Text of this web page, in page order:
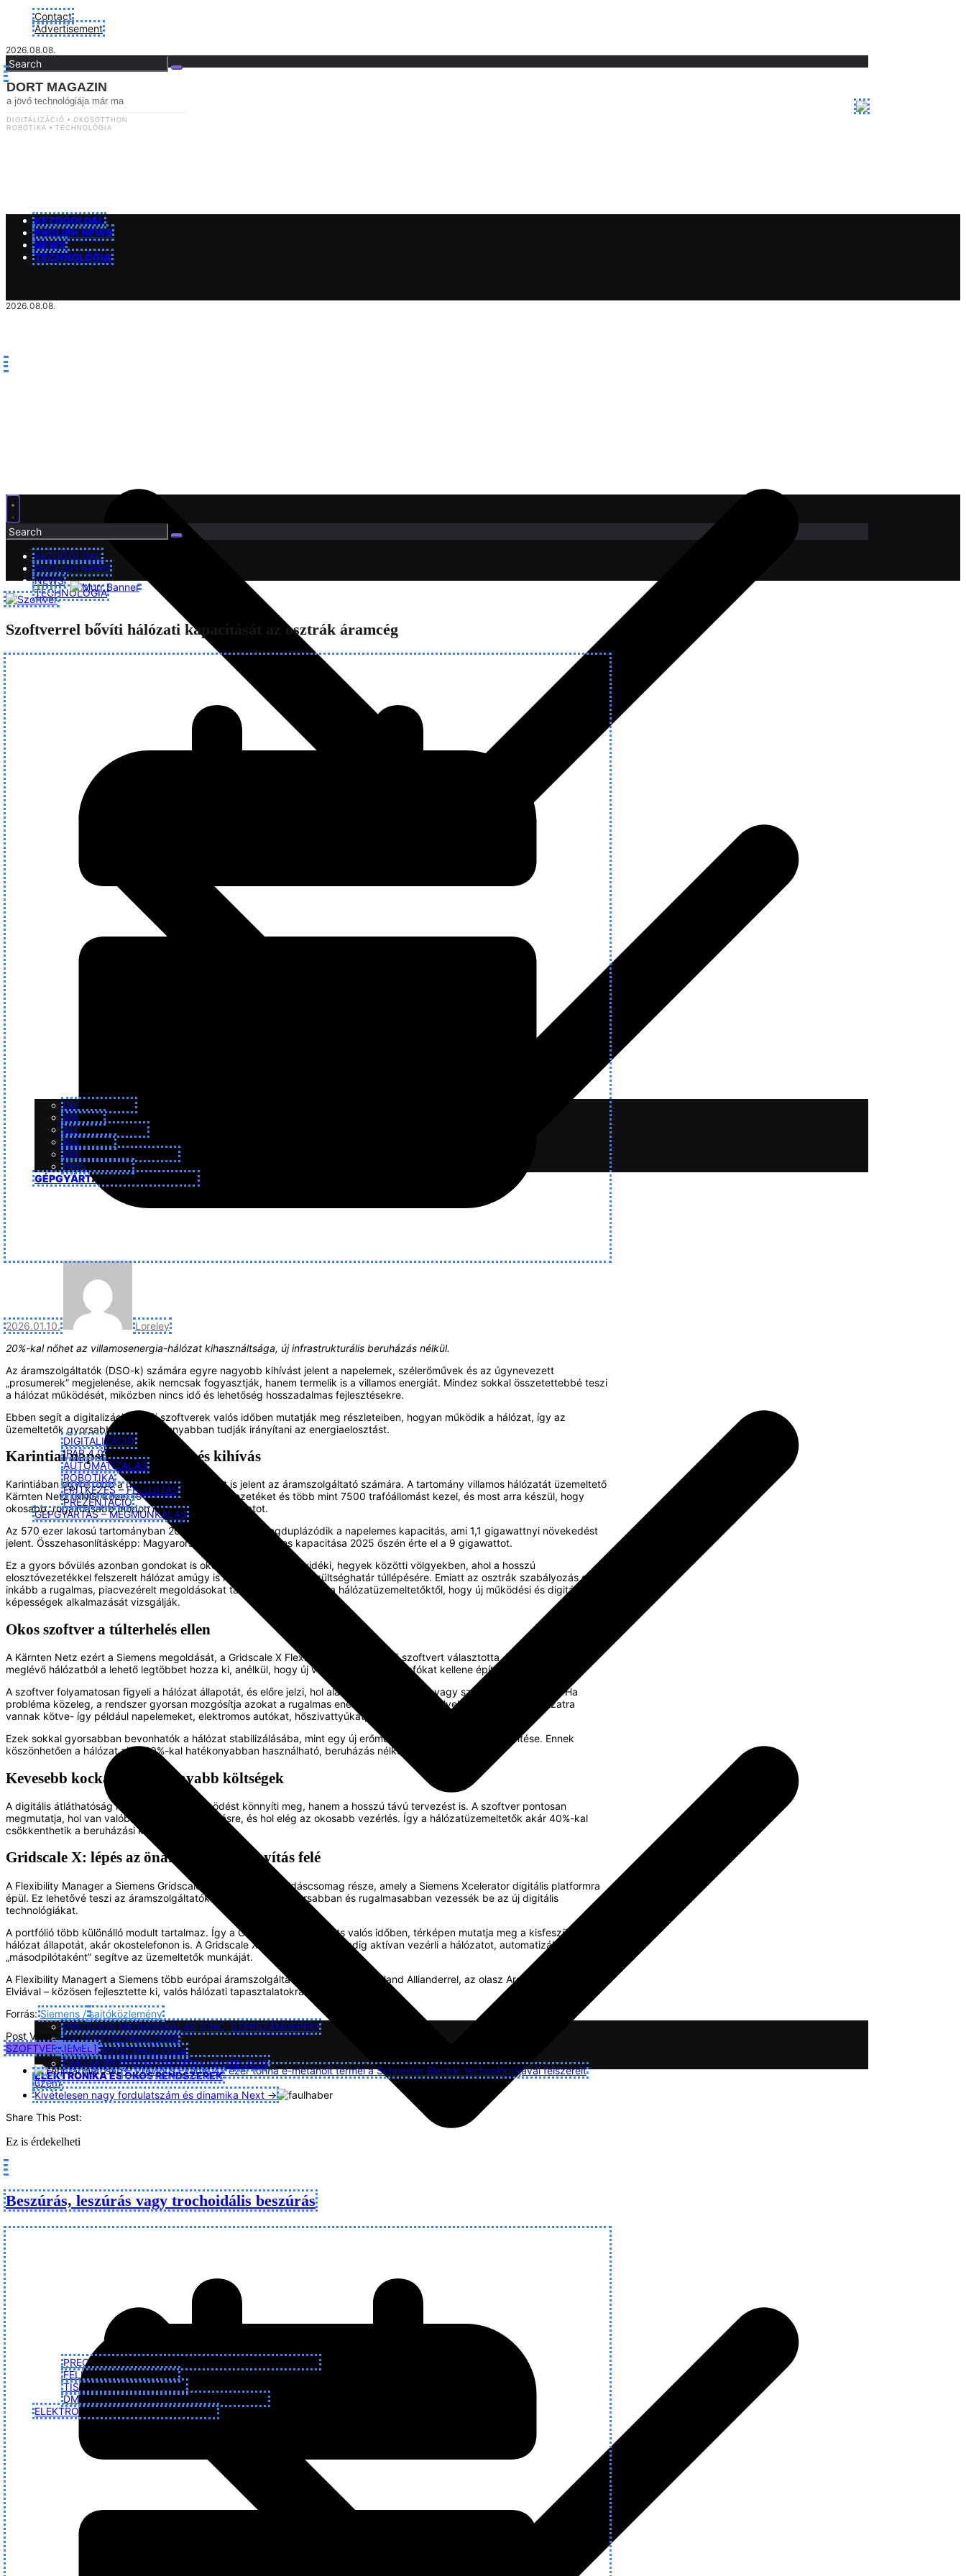
content
Contact
Advertisement
2026.08.08.
DORT MAGAZIN
a jövő technológiája már ma
DIGITALIZÁCIÓ • OKOSOTTHON
ROBOTIKA • TECHNOLÓGIA
KEZDŐOLDAL
ENGLISH NEWS
NEWS
TECHNOLÓGIA
DIGITALIZÁCIÓ
IPAR 4.0
AUTOMATIZÁLÁS
ROBOTIKA
ÉPÍTKEZÉS – FELÚJÍTÁS
PREZENTÁCIÓ
GÉPGYÁRTÁS – MEGMUNKÁLÁS
PRECIZIÓS MEGMUNKÁLÁS (CNC, SZERSZÁMGÉPEK)
FELÜLETTECHNOLÓGIA
TISZTÍTÁSTECHNOLÓGIA
DMG MORI PFRONTEN OPEN HOUSE 2026
ELEKTRONIKA ÉS OKOS RENDSZEREK
2026.08.08.
KEZDŐOLDAL
ENGLISH NEWS
NEWS
TECHNOLÓGIA
DIGITALIZÁCIÓ
IPAR 4.0
AUTOMATIZÁLÁS
ROBOTIKA
ÉPÍTKEZÉS – FELÚJÍTÁS
PREZENTÁCIÓ
GÉPGYÁRTÁS – MEGMUNKÁLÁS
PRECIZIÓS MEGMUNKÁLÁS (CNC, SZERSZÁMGÉPEK)
FELÜLETTECHNOLÓGIA
TISZTÍTÁSTECHNOLÓGIA
DMG MORI PFRONTEN OPEN HOUSE 2026
ELEKTRONIKA ÉS OKOS RENDSZEREK
Szoftverrel bővíti hálózati kapacitását az osztrák áramcég
2026.01.10.
Loreley
20%-kal nőhet az villamosenergia-hálózat kihasználtsága, új infrastrukturális beruházás nélkül.
Az áramszolgáltatók (DSO-k) számára egyre nagyobb kihívást jelent a napelemek, szélerőművek és az úgynevezett
„prosumerek” megjelenése, akik nemcsak fogyasztják, hanem termelik is a villamos energiát. Mindez sokkal összetettebbé teszi
a hálózat működését, miközben nincs idő és lehetőség hosszadalmas fejlesztésekre.
Ebben segít a digitalizáció: az új szoftverek valós időben mutatják meg részleteiben, hogyan működik a hálózat, így az
üzemeltetők gyorsabban és hatékonyabban tudják irányítani az energiaelosztást.
Karintiai napsütés: lehetőség és kihívás
Karintiában egyre több a napelem, ami kihívást is jelent az áramszolgáltató számára. A tartomány villamos hálózatát üzemeltető
Kärnten Netz (KNG) közel 19 ezer kilométernyi vezetéket és több mint 7500 trafóállomást kezel, és most arra készül, hogy
okosabb, rugalmasabb módon működtesse a hálózatot.
Az 570 ezer lakosú tartományban 2030-ra várhatóan megduplázódik a napelemes kapacitás, ami 1,1 gigawattnyi növekedést
jelent. Összehasonlításképp: Magyarország teljes napelemes kapacitása 2025 őszén érte el a 9 gigawattot.
Ez a gyors bővülés azonban gondokat is okozhat. Különösen a vidéki, hegyek közötti völgyekben, ahol a hosszú
elosztóvezetékkel felszerelt hálózat amúgy is hajlamos lehet a feszültséghatár túllépésére. Emiatt az osztrák szabályozás egyre
inkább a rugalmas, piacvezérelt megoldásokat támogatja, és elvárja a hálózatüzemeltetőktől, hogy új működési és digitális
képességek alkalmazását vizsgálják.
Okos szoftver a túlterhelés ellen
A Kärnten Netz ezért a Siemens megoldását, a Gridscale X Flexibility Manager nevű szoftvert választotta. Ennek célja, hogy a
meglévő hálózatból a lehető legtöbbet hozza ki, anélkül, hogy új vezetékeket vagy trafókat kellene építeni.
A szoftver folyamatosan figyeli a hálózat állapotát, és előre jelzi, hol alakulhat ki túlterhelés vagy szűk keresztmetszet. Ha
probléma közeleg, a rendszer gyorsan mozgósítja azokat a rugalmas energiaforrásokat, amelyek már most is a hálózatra
vannak kötve- így például napelemeket, elektromos autókat, hőszivattyúkat, akkumulátoros energiatárolókat.
Ezek sokkal gyorsabban bevonhatók a hálózat stabilizálásába, mint egy új erőmű vagy infrastruktúra megépítése. Ennek
köszönhetően a hálózat akár 20%-kal hatékonyabban használható, beruházás nélkül.
Kevesebb kockázat, alacsonyabb költségek
A digitális átláthatóság nemcsak a napi működést könnyíti meg, hanem a hosszú távú tervezést is. A szoftver pontosan
megmutatja, hol van valóban szükség fejlesztésre, és hol elég az okosabb vezérlés. Így a hálózatüzemeltetők akár 40%-kal
csökkenthetik a beruházási költségeiket.
Gridscale X: lépés az önálló hálózatirányítás felé
A Flexibility Manager a Siemens Gridscale X moduláris megoldáscsomag része, amely a Siemens Xcelerator digitális platformra
épül. Ez lehetővé teszi az áramszolgáltatók számára, hogy gyorsabban és rugalmasabban vezessék be az új digitális
technológiákat.
A portfólió több különálló modult tartalmaz. Így a Gridscale X LV Insights valós időben, térképen mutatja meg a kisfeszültségű
hálózat állapotát, akár okostelefonon is. A Gridscale X LV Management pedig aktívan vezérli a hálózatot, automatizált
„másodpilótaként” segítve az üzemeltetők munkáját.
A Flexibility Managert a Siemens több európai áramszolgáltatóval – például a holland Allianderrel, az olasz Aretivel és a norvég
Elviával – közösen fejlesztette ki, valós hálózati tapasztalatokra építve.
Forrás:Siemens /sajtóközlemény
Post Views: 221
SZOFTVERKIEMELT
← PreviousÉvente 42 ezer tonna e-metanolt termel a Schneider Electric technológiájával felszerelt
üzem
Kivételesen nagy fordulatszám és dinamika Next →
Share This Post:
Ez is érdekelheti
Beszúrás, leszúrás vagy trochoidális beszúrás